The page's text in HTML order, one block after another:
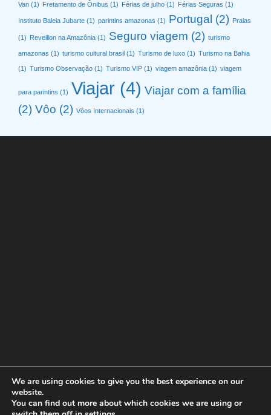
Van (1) Fretamento de Ônibus (1) Férias de julho (1) Férias Seguras (1)
Instituto Baleia Jubarte (1) parintins amazonas (1) Portugal (2) Praias
(1) Reveillon na Amazônia (1) Seguro viagem (2) turismo
amazonas (1) turismo cultural brasil (1) Turismo de luxo (1) Turismo na Bahia
(1) Turismo Observação (1) Turismo VIP (1) viagem amazônia (1) viagem
para parintins (1) Viajar (4) Viajar com a família
(2) Vôo (2) Vôos Internacionais (1)
We are using cookies to give you the best experience on our
website.
You can find out more about which cookies we are using or